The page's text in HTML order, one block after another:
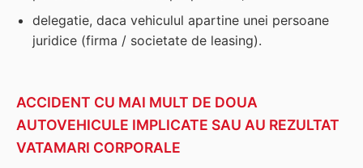
delegatie, daca vehiculul apartine unei persoane
juridice (firma / societate de leasing).
ACCIDENT CU MAI MULT DE DOUA
AUTOVEHICULE IMPLICATE SAU AU REZULTAT
VATAMARI CORPORALE